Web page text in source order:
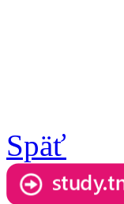
Späť